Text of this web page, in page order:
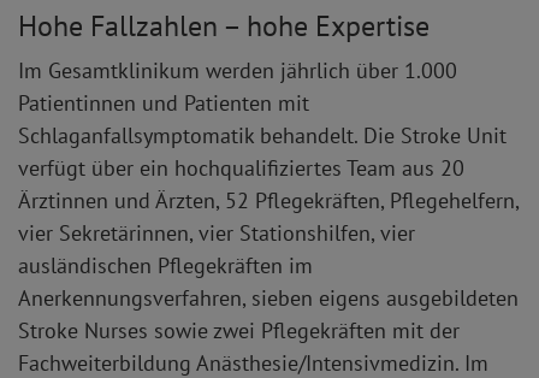
Hohe Fallzahlen – hohe Expertise
Im Gesamtklinikum werden jährlich über 1.000
Patientinnen und Patienten mit
Schlaganfallsymptomatik behandelt. Die Stroke Unit
verfügt über ein hochqualifiziertes Team aus 20
Ärztinnen und Ärzten, 52 Pflegekräften, Pflegehelfern,
vier Sekretärinnen, vier Stationshilfen, vier
ausländischen Pflegekräften im
Anerkennungsverfahren, sieben eigens ausgebildeten
Stroke Nurses sowie zwei Pflegekräften mit der
Fachweiterbildung Anästhesie/Intensivmedizin. Im